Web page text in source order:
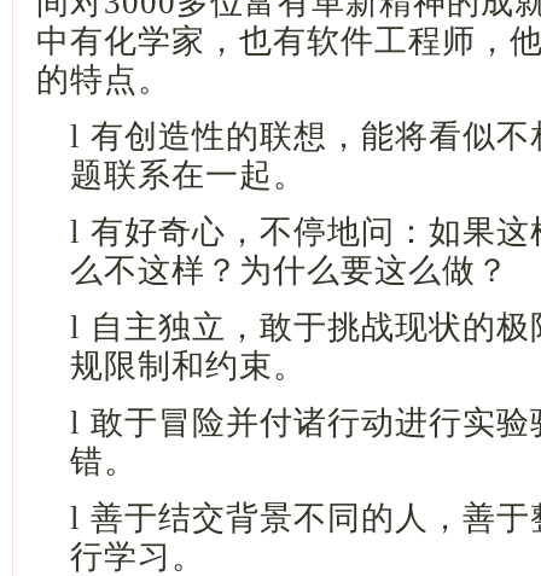
中有化学家，也有软件工程师，
的特点。
l 有创造性的联想，能将看似
题联系在一起。
l 有好奇心，不停地问：如果
么不这样？为什么要这么做？
l 自主独立，敢于挑战现状的
规限制和约束。
l 敢于冒险并付诸行动进行实
错。
l 善于结交背景不同的人，善
行学习。